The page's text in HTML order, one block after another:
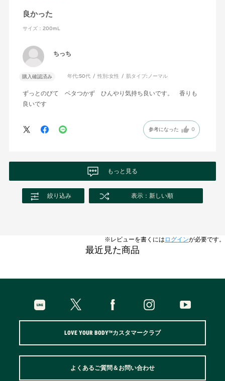
良かった
サイズ：200mL
ちっち
購入確認済み 年代: 50代 性別:女性 肌タイプ: ノーマル
ずっとのびて ベタつかず ひんやり気持ち良いです。 香りも
良いです
参考になった 0
もっと見る
絞り込み 表示：新しい順
※レビューを書くには ログインが必要です。
最近見た商品
LOVE YOUR BODY™カスタマークラブ
よくあるご質問＆お問い合わせ